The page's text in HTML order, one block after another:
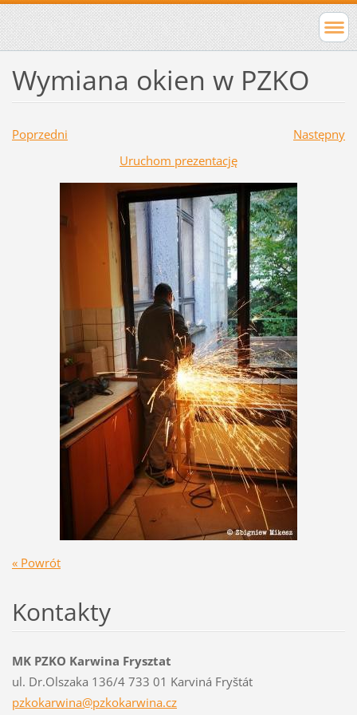
Wymiana okien w PZKO
Poprzedni
Następny
Uruchom prezentację
« Powrót
Kontakty
MK PZKO Karwina Frysztat
ul. Dr.Olszaka 136/4 733 01 Karviná Fryštát
pzkokarwina@pzkokarwina.cz